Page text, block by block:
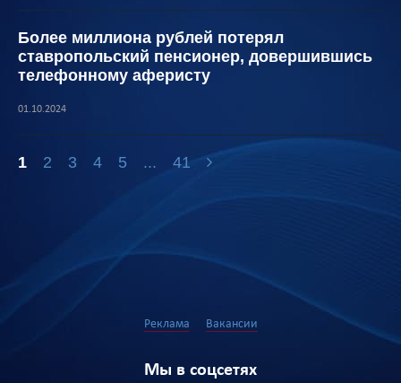
Более миллиона рублей потерял
ставропольский пенсионер, довершившись
телефонному аферисту
01.10.2024
1 2 3 4 5 ... 41
Реклама Вакансии
Мы в соцсетях